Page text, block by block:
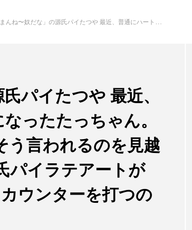
な」の源氏パイたつや 最近、普通にハートを作るようになったたっちゃん。 「つまんね〜奴だな。」 そう言われるのを見越してか、 たっちゃんの源氏パイラテアートが再び登場。 前衛 vs 伝統、カウンターを打つのはいつもたっちゃん…
パイたつや 最近、
ったたっちゃん。
う言われるのを見越
パイラテアートが
ウンターを打つの